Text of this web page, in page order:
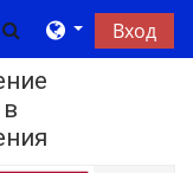
ИзменитьВход